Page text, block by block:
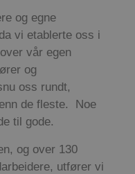
og egne
vi etablerte oss i
vår egen
og
oss rundt,
de fleste. Noe
til gode.
og over 130
utfører vi